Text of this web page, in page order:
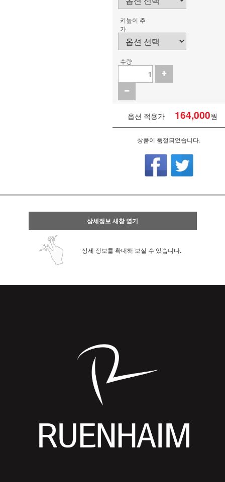
키높이 추
가
수량
옵션 적용가 164,000원
상품이 품절되었습니다.
상세정보 새창 열기
상세 정보를 확대해 보실 수 있습니다.